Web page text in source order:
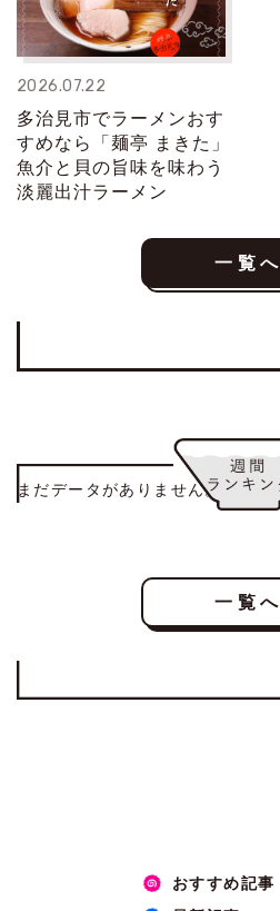
2026.07.22
多治見市でラーメンおす
すめなら「麺亭 まきた」
魚介と貝の旨味を味わう
淡麗出汁ラーメン
一覧へ
まだデータがありません。
一覧へ
おすすめ記事